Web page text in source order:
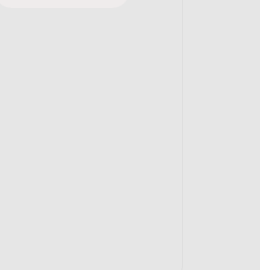
elegir en la página de producto